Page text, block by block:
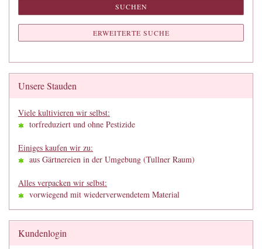
SUCHEN
ERWEITERTE SUCHE
Unsere Stauden
Viele kultivieren wir selbst:
torfreduziert und ohne Pestizide
Einiges kaufen wir zu:
aus Gärtnereien in der Umgebung (Tullner Raum)
Alles verpacken wir selbst:
vorwiegend mit wiederverwendetem Material
Kundenlogin